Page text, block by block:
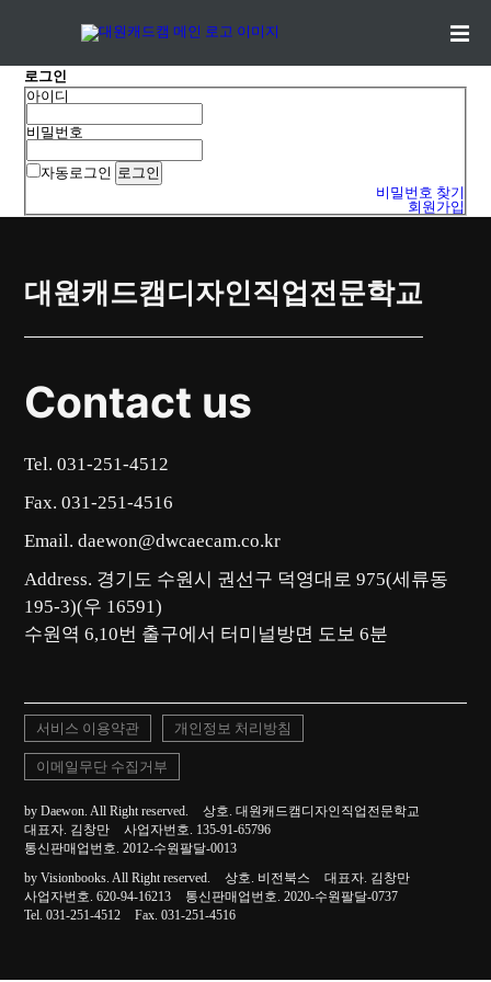
로그인
아이디
비밀번호
자동로그인
비밀번호 찾기
회원가입
대원캐드캠디자인직업전문학교
Contact us
Tel. 031-251-4512
Fax. 031-251-4516
Email. daewon@dwcaecam.co.kr
Address. 경기도 수원시 권선구 덕영대로 975(세류동
195-3)(우 16591)
서비스 이용약관 개인정보 처리방침
이메일무단 수집거부
by Daewon. All Right reserved.
상호. 대원캐드캠디자인직업전문학교
대표자. 김창만
사업자번호. 135-91-65796
통신판매업번호. 2012-수원팔달-0013
by Visionbooks. All Right reserved. 상호. 비전북스
대표자. 김창만
사업자번호. 620-94-16213
통신판매업번호. 2020-수원팔달-0737
Tel. 031-251-4512
Fax. 031-251-4516